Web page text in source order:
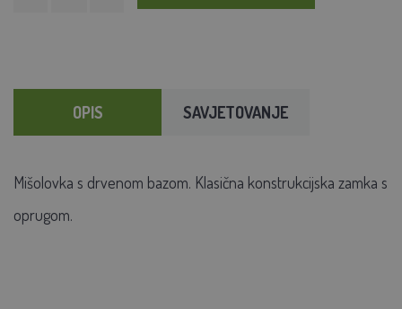
OPIS SAVJETOVANJE
Mišolovka s drvenom bazom. Klasična konstrukcijska zamka s
oprugom.